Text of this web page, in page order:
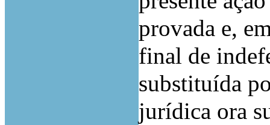
provada e,
final de
substituída
jurídica ora